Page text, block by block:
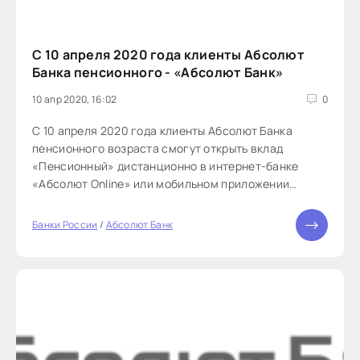
С 10 апреля 2020 года клиенты Абсолют
Банка пенсионного - «Абсолют Банк»
10 апр 2020, 16:02 0
С 10 апреля 2020 года клиенты Абсолют Банка
пенсионного возраста смогут открыть вклад
«Пенсионный» дистанционно в интернет-банке
«Абсолют Online» или мобильном приложении
надбавку к действующим ставкам в размере от
Банки России / Абсолют Банк